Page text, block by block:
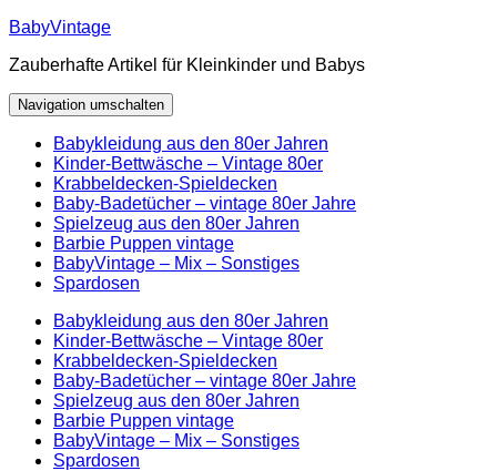
Zum
springen
BabyVintage
Zauberhafte Artikel für Kleinkinder und Babys
Navigation umschalten
Babykleidung aus den 80er Jahren
Kinder-Bettwäsche – Vintage 80er
Krabbeldecken-Spieldecken
Baby-Badetücher – vintage 80er Jahre
Spielzeug aus den 80er Jahren
Barbie Puppen vintage
BabyVintage – Mix – Sonstiges
Spardosen
Babykleidung aus den 80er Jahren
Kinder-Bettwäsche – Vintage 80er
Krabbeldecken-Spieldecken
Baby-Badetücher – vintage 80er Jahre
Spielzeug aus den 80er Jahren
Barbie Puppen vintage
BabyVintage – Mix – Sonstiges
Spardosen